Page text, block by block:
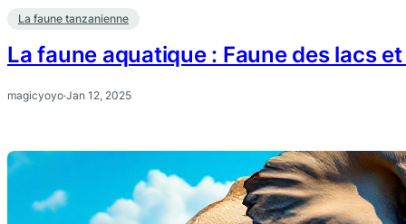
La faune tanzanienne
La faune aquatique : Faune des lacs
magicyoyo·Jan 12, 2025